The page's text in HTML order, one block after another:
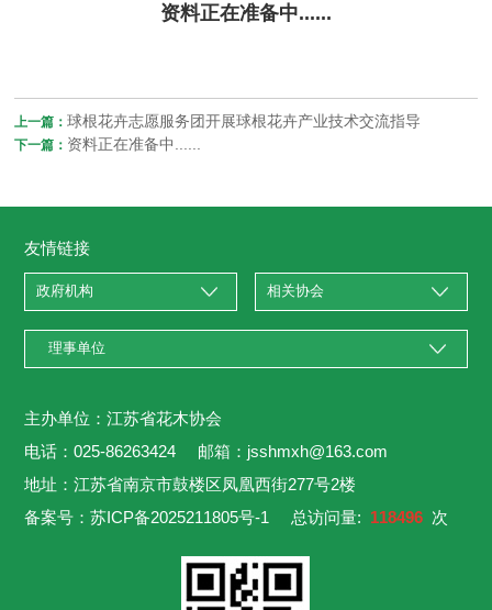
资料正在准备中......
上一篇：球根花卉志愿服务团开展球根花卉产业技术交流指导
下一篇： 资料正在准备中......
友情链接
主办单位：江苏省花木协会
电话：025-86263424 邮箱：jsshmxh@163.com
地址：江苏省南京市鼓楼区凤凰西街277号2楼
备案号：苏ICP备2025211805号-1 总访问量: 118496 次